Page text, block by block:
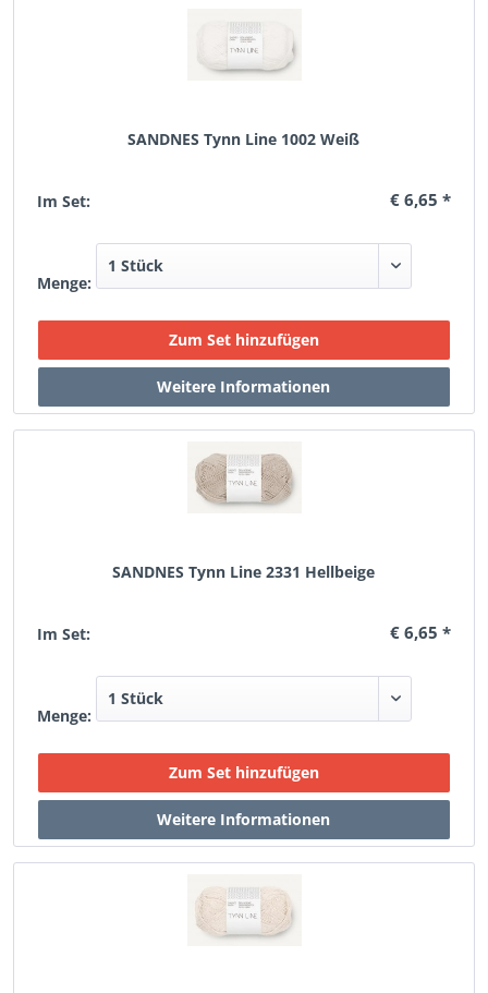
SANDNES Tynn Line 1002 Weiß
Im Set: € 6,65 *
Menge:
SANDNES Tynn Line 2331 Hellbeige
Im Set: € 6,65 *
Menge: